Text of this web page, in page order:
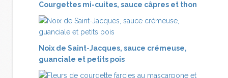
Courgettes mi-cuites, sauce câpres et thon
Noix de Saint-Jacques, sauce crémeuse,
guanciale et petits pois